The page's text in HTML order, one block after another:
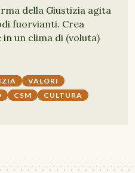
della Giustizia agita
fuorvianti. Crea
un clima di (voluta)
VALORI
CSM
CULTURA